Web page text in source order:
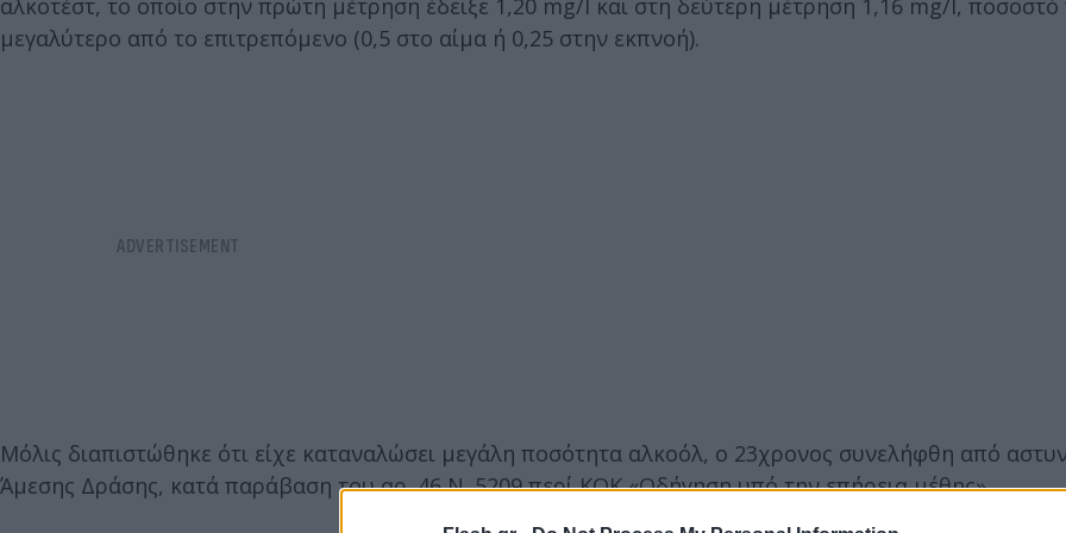
αλκοτέστ, το οποίο στην πρώτη μέτρηση έδειξε 1,20 mg/l και στη δεύτερη μέτρηση 1,16 mg/l,
μεγαλύτερο από το επιτρεπόμενο (0,5 στο αίμα ή 0,25 στην εκπνοή).
Μόλις διαπιστώθηκε ότι είχε καταναλώσει μεγάλη ποσότητα αλκοόλ, ο 23χρονος συνελήφθη από
Άμεσης Δράσης, κατά παράβαση του αρ. 46 Ν. 5209 περί ΚΟΚ «Οδήγηση υπό την επήρεια μέθης».